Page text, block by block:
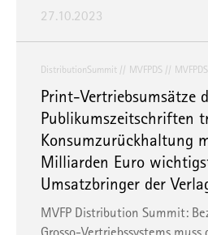
27.10.2023
DistributionSummit MVFPDS
Print-Vertriebsumsätze
Publikumszeitschriften
Konsumzurückhaltung
Milliarden Euro
Umsatzbringer der
MVFP Distribution Summit: